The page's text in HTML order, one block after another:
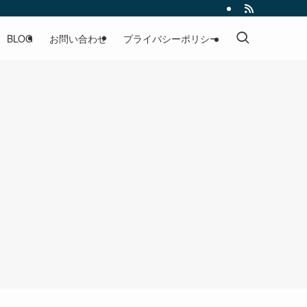
BLOG お問い合わせ プライバシーポリシー